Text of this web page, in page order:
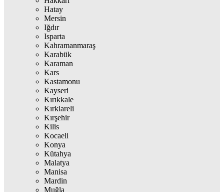
Hatay
Mersin
Iğdır
Isparta
Kahramanmaraş
Karabük
Karaman
Kars
Kastamonu
Kayseri
Kırıkkale
Kırklareli
Kırşehir
Kilis
Kocaeli
Konya
Kütahya
Malatya
Manisa
Mardin
Muğla